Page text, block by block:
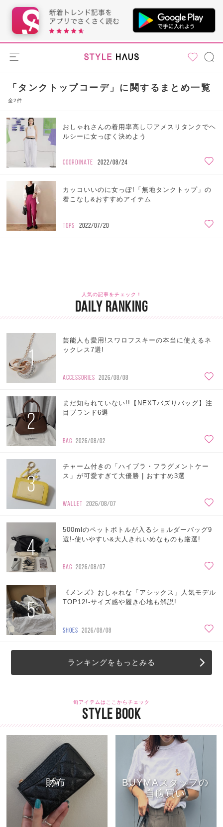
「タンクトップコーデ」に関するまとめ一覧
全2件
おしゃれさんの着用率高し♡アメスリタンクでヘ
ルシーに女っぽく決めよう
COORDINATE 2022/08/24
カッコいいのに女っぽ!「無地タンクトップ」の
着こなし&おすすめアイテム
TOPS 2022/07/20
人気の記事をチェック！
DAILY RANKING
1
芸能人も愛用!スワロフスキーの本当に使えるネ
ックレス7選!
ACCESSORIES 2026/08/08
2
まだ知られていない!!【NEXTバズりバッグ】注
目ブランド6選
BAG 2026/08/02
3
チャーム付きの「ハイブラ・フラグメントケー
ス」が可愛すぎて大優勝 | おすすめ3選
WALLET 2026/08/07
4
500mlのペットボトルが入るショルダーバッグ9
選!-使いやすい&大人きれいめなものも厳選!
BAG 2026/08/07
5
《メンズ》おしゃれな「アシックス」人気モデル
TOP12!-サイズ感や履き心地も解説!
SHOES 2026/08/08
ランキングをもっとみる
旬アイテムはここからチェック
STYLE BOOK
財布
BUYMAスタッフの
自腹買い